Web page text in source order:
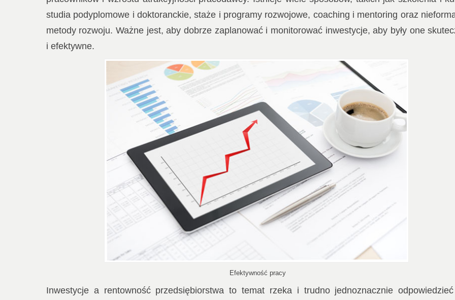
studia podyplomowe i doktoranckie, staże i programy rozwojowe, coaching i mentoring oraz
metody rozwoju. Ważne jest, aby dobrze zaplanować i monitorować inwestycje, aby były one
i efektywne.
Efektywność pracy
Inwestycje a rentowność przedsiębiorstwa to temat rzeka i trudno jednoznacznie